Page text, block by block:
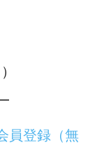
員登録（無